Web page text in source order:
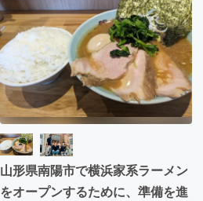
アート・写真
テクノロジー・ガジェット
映像・映画
まちづくり・地域活性化
山形県南陽市で横浜家系ラーメン
をオープンするために、準備を進